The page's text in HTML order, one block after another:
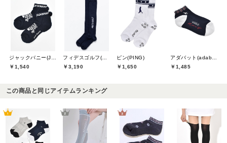
￥1,540
￥3,190
ピン(PING)
￥1,650
￥1,485
この商品と同じアイテムランキング